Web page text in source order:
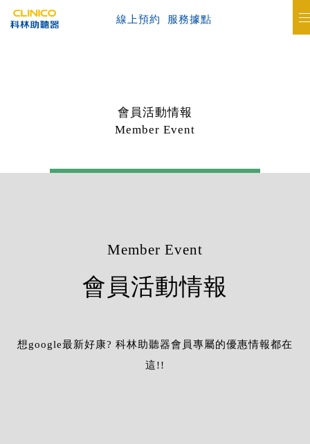
線上預約 服務據點
會員活動情報
Member Event
Member Event
會員活動情報
想google最新好康? 科林助聽器會員專屬的優惠情報都在
這!!